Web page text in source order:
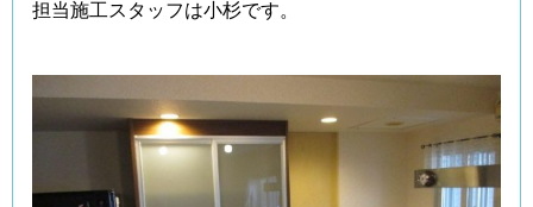
担当施工スタッフは小杉です。